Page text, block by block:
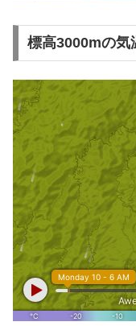
標高3000mの気